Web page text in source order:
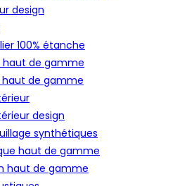
design
100% étanche
haut de gamme
haut de gamme
design
synthétiques
haut de gamme
haut de gamme